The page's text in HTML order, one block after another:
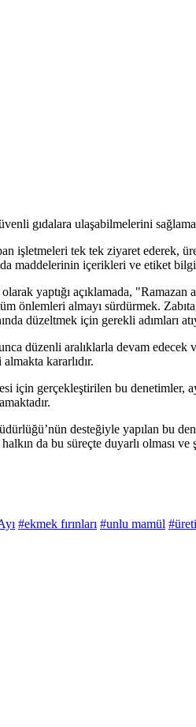
gıdalara ulaşabilmelerini
işletmeleri tek tek ziyaret ederek,
maddelerinin içerikleri ve etiket
yaptığı açıklamada, "Ramazan
önlemleri almayı sürdürmek.
düzeltmek için gerekli adımları
düzenli aralıklarla devam
kararlıdır.
için gerçekleştirilen bu
desteğiyle yapılan bu
da bu süreçte duyarlı olması
#ekmek fırınları #unlu mamül